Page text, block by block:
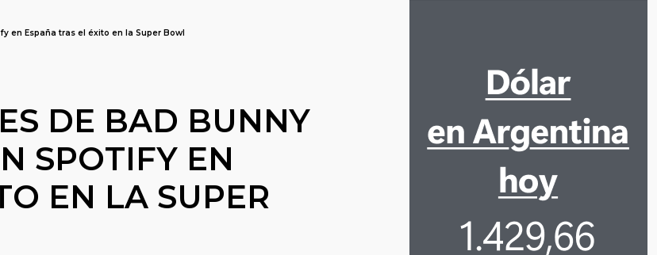
en España tras el éxito en la Super Bowl
DE BAD BUNNY
SPOTIFY EN
EN LA SUPER